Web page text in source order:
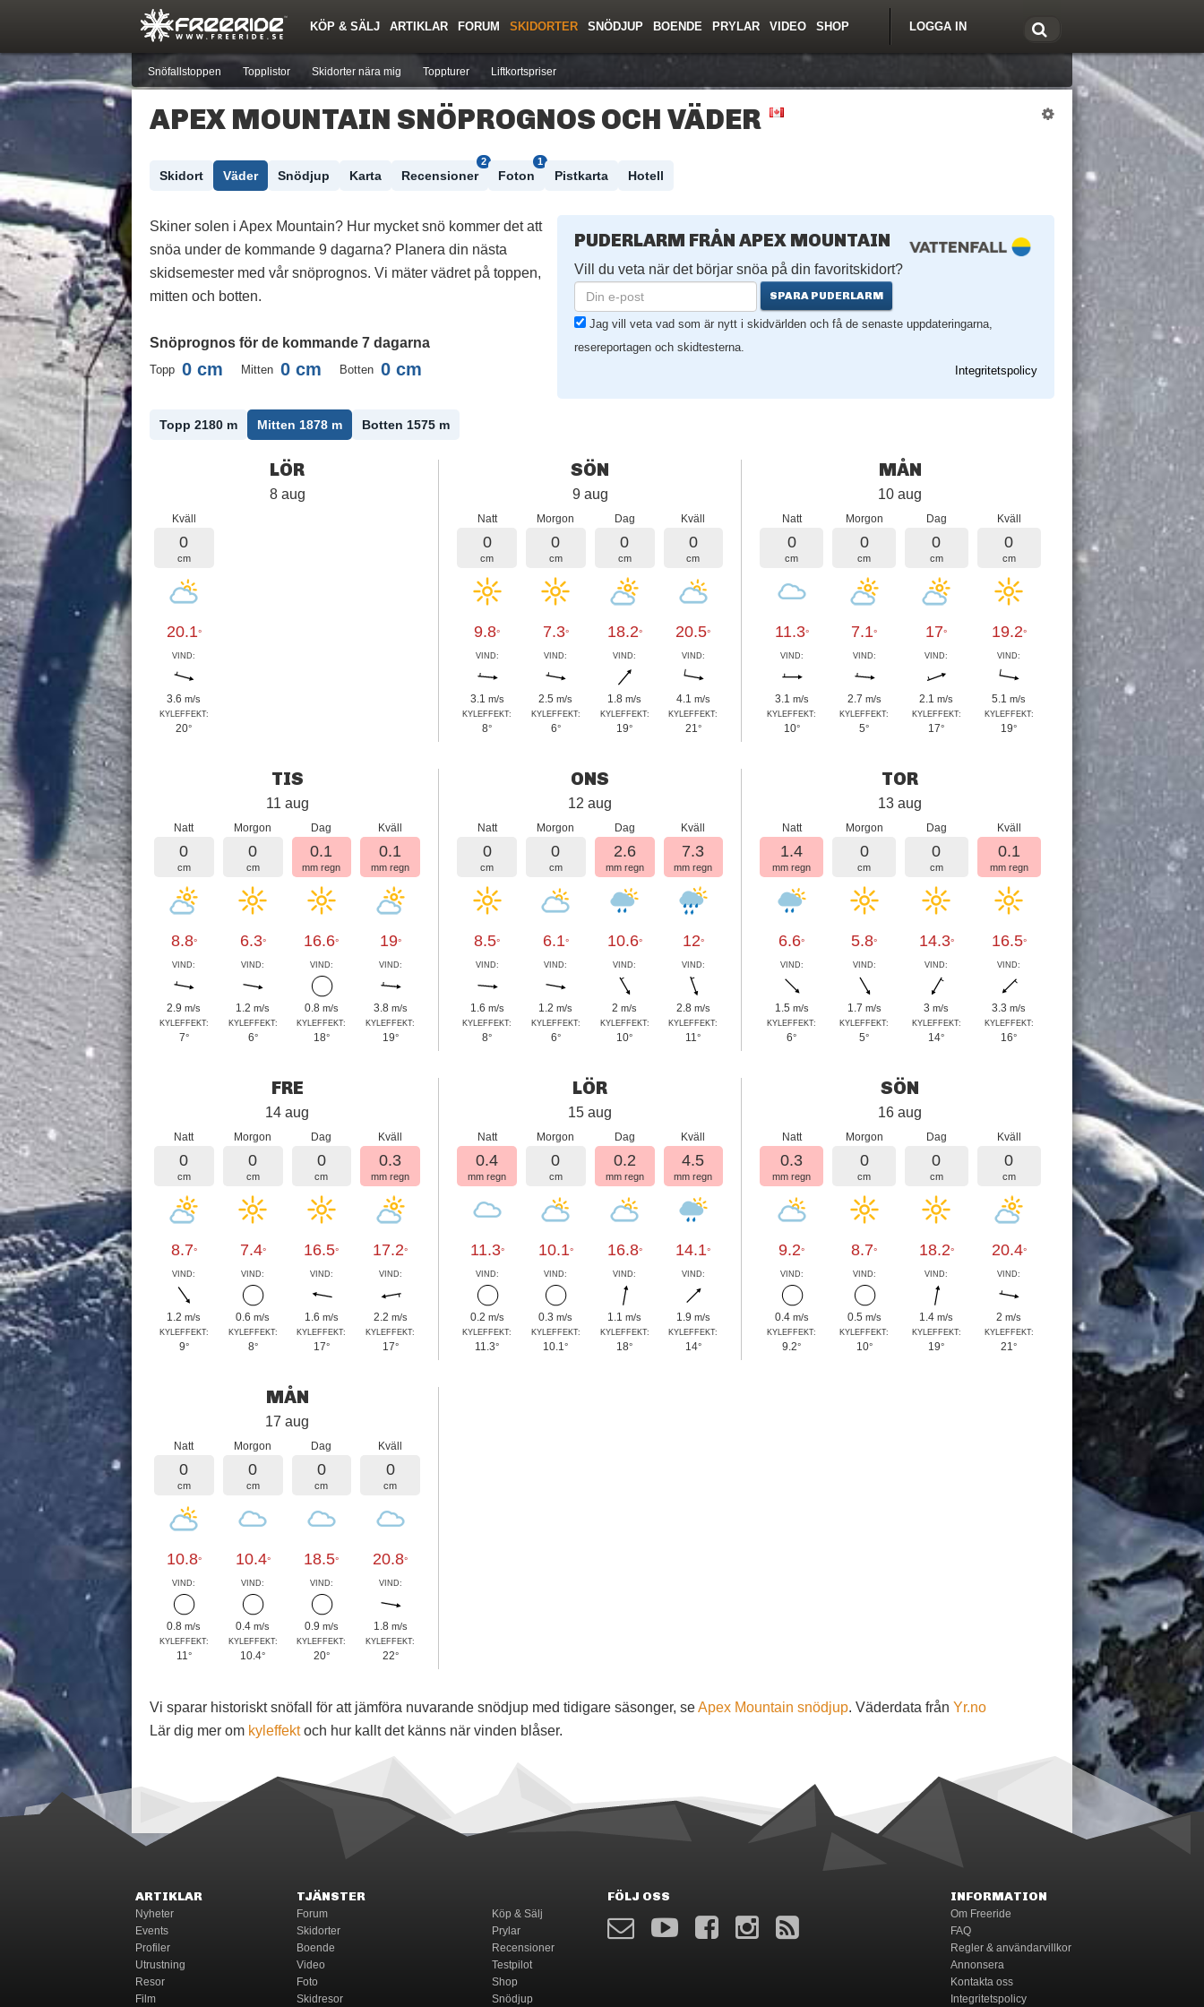
LOGGA IN
KÖP & SÄLJ ARTIKLAR
Nyheter Quiz Events
FORUM
Nya inlägg Forumlista
SKIDORTER
Snöfallstoppen Topplistor Skidorter nära mig Toppturer Liftkortspriser
SNÖDJUP BOENDE PRYLAR
Skidor Pjäxor
VIDEO
Årets Krasch
SHOP
APEX MOUNTAIN SNÖPROGNOS OCH VÄDER
Skidort Väder Snödjup Karta Recensioner
2
Foton
1
Pistkarta Hotell
PUDERLARM FRÅN APEX MOUNTAIN
Vill du veta när det börjar snöa på din favoritskidort?
SPARA PUDERLARM
Jag vill veta vad som är nytt i skidvärlden och få de senaste uppdateringarna,
resereportagen och skidtesterna.
Integritetspolicy
Skiner solen i Apex Mountain? Hur mycket snö kommer det att
snöa under de kommande 9 dagarna? Planera din nästa
skidsemester med vår snöprognos. Vi mäter vädret på toppen,
mitten och botten.
Snöprognos för de kommande 7 dagarna
Topp 0 cm Mitten 0 cm Botten 0 cm
Topp 2180 m Mitten 1878 m Botten 1575 m
LÖR
8 aug
Kväll
0
cm
20.1°
VIND:
3.6m/s
KYLEFFEKT:
20°
SÖN
9 aug
Natt
0
cm
9.8°
VIND:
3.1 m/s
KYLEFFEKT:
8°
Morgon
0
cm
7.3°
VIND:
2.5m/s
KYLEFFEKT:
6°
Dag
0
cm
18.2°
VIND:
1.8m/s
KYLEFFEKT:
19°
Kväll
0
cm
20.5°
VIND:
4.1 m/s
KYLEFFEKT:
21°
MÅN
10 aug
Natt
0
cm
11.3°
VIND:
3.1 m/s
KYLEFFEKT:
10°
Morgon
0
cm
7.1°
VIND:
2.7 m/s
KYLEFFEKT:
5°
Dag
0
cm
17°
VIND:
2.1m/s
KYLEFFEKT:
17°
Kväll
0
cm
19.2°
VIND:
5.1m/s
KYLEFFEKT:
19°
TIS
11 aug
Natt
0
cm
8.8°
VIND:
2.9m/s
KYLEFFEKT:
7°
Morgon
0
cm
6.3°
VIND:
1.2m/s
KYLEFFEKT:
6°
Dag
0.1
mm regn
16.6°
VIND:
0.8 m/s
KYLEFFEKT:
18°
Kväll
0.1
mm regn
19°
VIND:
3.8 m/s
KYLEFFEKT:
19°
ONS
12 aug
Natt
0
cm
8.5°
VIND:
1.6 m/s
KYLEFFEKT:
8°
Morgon
0
cm
6.1°
VIND:
1.2m/s
KYLEFFEKT:
6°
Dag
2.6
mm regn
10.6°
VIND:
2m/s
KYLEFFEKT:
10°
Kväll
7.3
mm regn
12°
VIND:
2.8 m/s
KYLEFFEKT:
11°
TOR
13 aug
Natt
1.4
mm regn
6.6°
VIND:
1.5 m/s
KYLEFFEKT:
6°
Morgon
0
cm
5.8°
VIND:
1.7 m/s
KYLEFFEKT:
5°
Dag
0
cm
14.3°
VIND:
3m/s
KYLEFFEKT:
14°
Kväll
0.1
mm regn
16.5°
VIND:
3.3m/s
KYLEFFEKT:
16°
FRE
14 aug
Natt
0
cm
8.7°
VIND:
1.2m/s
KYLEFFEKT:
9°
Morgon
0
cm
7.4°
VIND:
0.6m/s
KYLEFFEKT:
8°
Dag
0
cm
16.5°
VIND:
1.6 m/s
KYLEFFEKT:
17°
Kväll
0.3
mm regn
17.2°
VIND:
2.2 m/s
KYLEFFEKT:
17°
LÖR
15 aug
Natt
0.4
mm regn
11.3°
VIND:
0.2 m/s
KYLEFFEKT:
11.3°
Morgon
0
cm
10.1°
VIND:
0.3m/s
KYLEFFEKT:
10.1°
Dag
0.2
mm regn
16.8°
VIND:
1.1m/s
KYLEFFEKT:
18°
Kväll
4.5
mm regn
14.1°
VIND:
1.9 m/s
KYLEFFEKT:
14°
SÖN
16 aug
Natt
0.3
mm regn
9.2°
VIND:
0.4 m/s
KYLEFFEKT:
9.2°
Morgon
0
cm
8.7°
VIND:
0.5 m/s
KYLEFFEKT:
10°
Dag
0
cm
18.2°
VIND:
1.4m/s
KYLEFFEKT:
19°
Kväll
0
cm
20.4°
VIND:
2m/s
KYLEFFEKT:
21°
MÅN
17 aug
Natt
0
cm
10.8°
VIND:
0.8m/s
KYLEFFEKT:
11°
Morgon
0
cm
10.4°
VIND:
0.4m/s
KYLEFFEKT:
10.4°
Dag
0
cm
18.5°
VIND:
0.9 m/s
KYLEFFEKT:
20°
Kväll
0
cm
20.8°
VIND:
1.8 m/s
KYLEFFEKT:
22°
Vi sparar historiskt snöfall för att jämföra nuvarande snödjup med tidigare säsonger, seApex Mountain snödjup. Väderdata från Yr.no
Lär dig mer om kyleffektoch hur kallt det känns när vinden blåser.
ARTIKLAR
Nyheter
Events
Profiler
Utrustning
Resor
Film
TJÄNSTER
Forum
Skidorter
Boende
Video
Foto
Skidresor
Köp & Sälj
Prylar
Recensioner
Testpilot
Shop
Snödjup
FÖLJ OSS INFORMATION
Om Freeride
FAQ
Regler & användarvillkor
Annonsera
Kontakta oss
Integritetspolicy